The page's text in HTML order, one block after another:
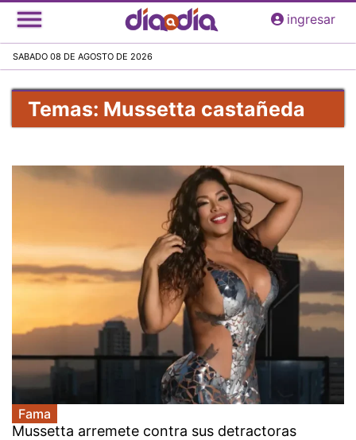
Pasar
al
principal
ingresar
SABADO 08 DE AGOSTO DE 2026
Temas: Mussetta castañeda
Fama
Mussetta arremete contra sus detractoras